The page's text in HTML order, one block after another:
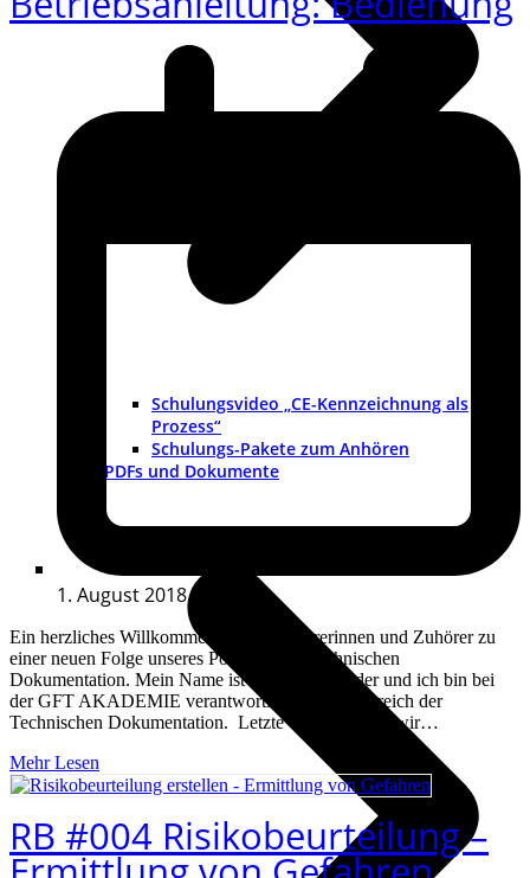
Schulungsvideo „CE-Kennzeichnung als
Prozess“
Schulungs-Pakete zum Anhören
PDFs und Dokumente
1. August 2018
Ein herzliches Willkommen an alle Zuhörerinnen und Zuhörer zu
einer neuen Folge unseres Podcasts zur Technischen
Dokumentation. Mein Name ist Florian Schmider und ich bin bei
der GFT AKADEMIE verantwortlich für den Bereich der
Technischen Dokumentation. Letzte Woche haben wir…
Mehr Lesen
RB #004 Risikobeurteilung –